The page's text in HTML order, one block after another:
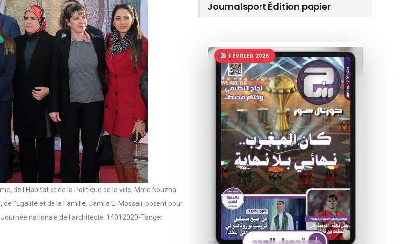
de l'Habitat et de la Politique de la ville, Mme Nouzha
l’Egalité et de la Famille, Jamila El Mossali, posent pour
nationale de l'architecte. 14012020-Tanger
Journalsport Édition papier
FÉVRIER 2026